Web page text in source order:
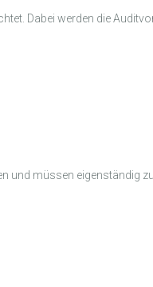
Dabei werden die
und müssen eigenständig